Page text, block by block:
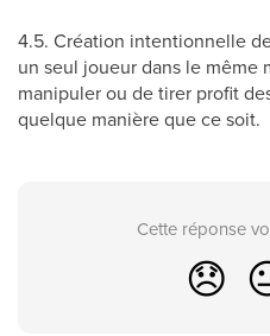
4.5. Création intentionnelle
un seul joueur dans le même
manipuler ou de tirer profit
quelque manière que ce soit.
Cette réponse
😞